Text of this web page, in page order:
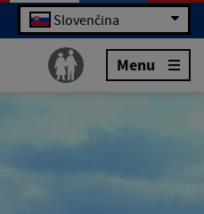
Slovenčina
Menu